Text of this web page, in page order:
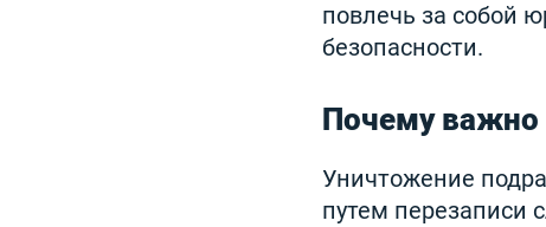
повлечь за собой
безопасности.
Почему важно
Уничтожение
путем перезаписи